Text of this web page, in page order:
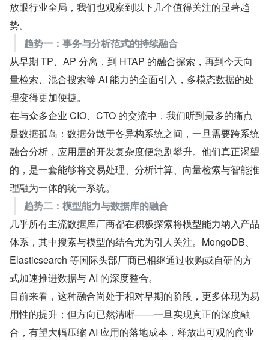
放眼行业全局，我们也观察到以下几个值得关注的显著趋
势。
趋势一：事务与分析范式的持续融合
从早期 TP、AP 分离，到 HTAP 的融合探索，再到今天向
量检索、混合搜索等 AI 能力的全面引入，多模态数据的处
理变得更加便捷。
在与众多企业 CIO、CTO 的交流中，我们听到最多的痛点
是数据孤岛：数据分散于各异构系统之间，一旦需要跨系统
融合分析，应用层的开发复杂度便急剧攀升。他们真正渴望
的，是一套能够将交易处理、分析计算、向量检索与智能推
理融为一体的统一系统。
趋势二：模型能力与数据库的融合
几乎所有主流数据库厂商都在积极探索将模型能力纳入产品
体系，其中搜索与模型的结合尤为引人关注。MongoDB、
Elasticsearch 等国际头部厂商已相继通过收购或自研的方
式加速推进数据与 AI 的深度整合。
目前来看，这种融合尚处于相对早期的阶段，更多体现为易
用性的提升；但方向已然清晰——一旦实现真正的深度融
合，有望大幅压缩 AI 应用的落地成本，释放出可观的商业